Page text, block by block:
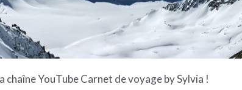
chaîne YouTube Carnet de voyage by Sylvia !